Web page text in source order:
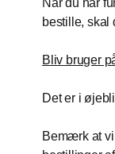
Når du har
bestille, skal
Bliv bruger
Det er i
Bemærk at